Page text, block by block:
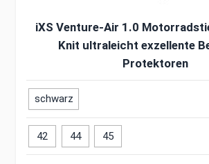
iXS Venture-Air 1.0
Knit ultraleicht exzellente
Protektoren
schwarz
42 44 45